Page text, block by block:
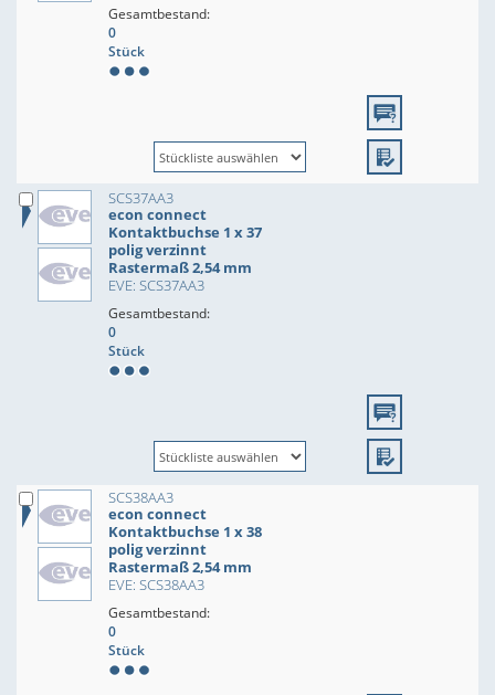
Gesamtbestand:
0
Stück
SCS37AA3
econ connect
Kontaktbuchse 1 x 37
polig verzinnt
Rastermaß 2,54 mm
EVE: SCS37AA3
Gesamtbestand:
0
Stück
SCS38AA3
econ connect
Kontaktbuchse 1 x 38
polig verzinnt
Rastermaß 2,54 mm
EVE: SCS38AA3
Gesamtbestand:
0
Stück